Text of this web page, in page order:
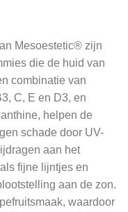
Mesoestetic® zijn
die de huid van
combinatie van
C, E en D3, en
helpen de
schade door UV-
aan het
fijne lijntjes en
aan de zon.
waardoor